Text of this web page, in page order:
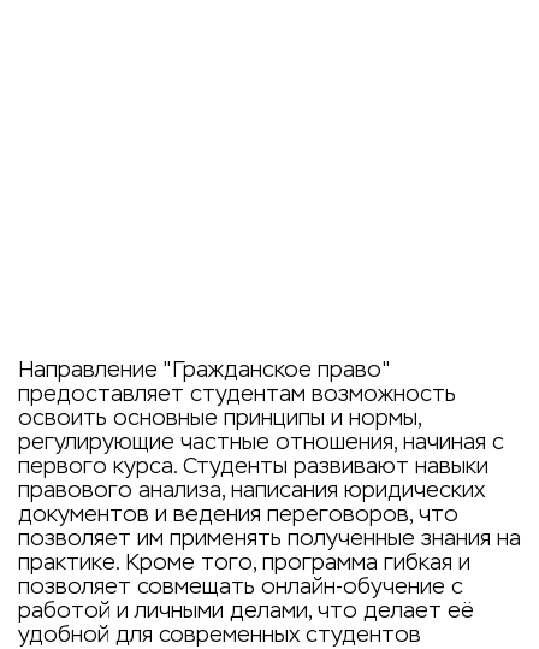
Направление "Гражданское право"
предоставляет студентам возможность
освоить основные принципы и нормы,
регулирующие частные отношения, начиная с
первого курса. Студенты развивают навыки
правового анализа, написания юридических
документов и ведения переговоров, что
позволяет им применять полученные знания на
практике. Кроме того, программа гибкая и
позволяет совмещать онлайн-обучение с
работой и личными делами, что делает её
удобной для современных студентов